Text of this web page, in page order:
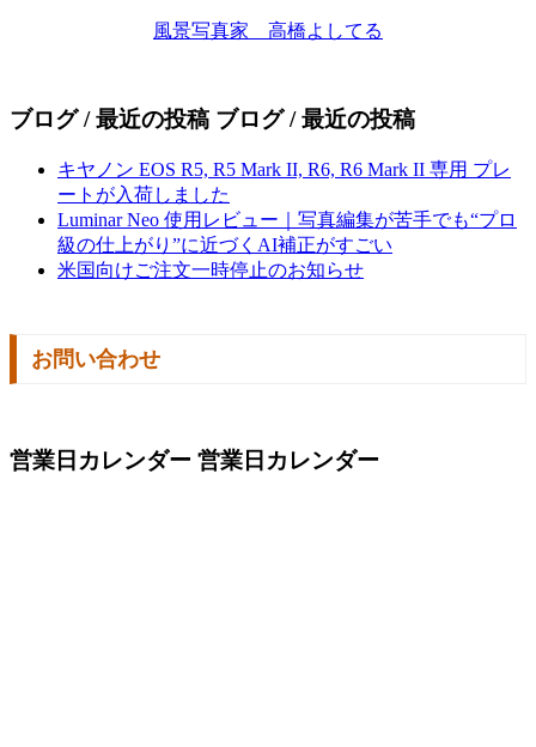
風景写真家 高橋よしてる
ブログ / 最近の投稿 ブログ / 最近の投稿
キヤノン EOS R5, R5 Mark II, R6, R6 Mark II 専用 プレ
ートが入荷しました
Luminar Neo 使用レビュー｜写真編集が苦手でも“プロ
級の仕上がり”に近づくAI補正がすごい
米国向けご注文一時停止のお知らせ
お問い合わせ
営業日カレンダー 営業日カレンダー